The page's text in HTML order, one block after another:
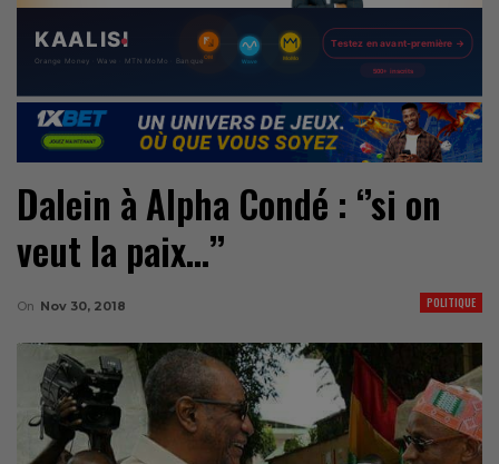
Dalein à Alpha Condé : ‘’si on
veut la paix…’’
POLITIQUE
On Nov 30, 2018